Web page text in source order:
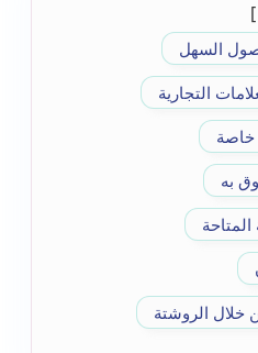
السهل
التجارية
به
الروشتة